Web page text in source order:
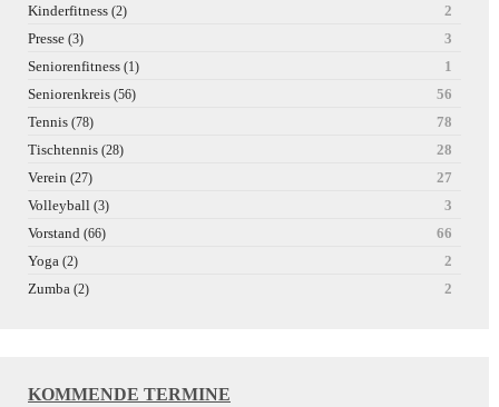
Kinderfitness (2)
2
Presse (3)
3
Seniorenfitness (1)
1
Seniorenkreis (56)
56
Tennis (78)
78
Tischtennis (28)
28
Verein (27)
27
Volleyball (3)
3
Vorstand (66)
66
Yoga (2)
2
Zumba (2) 2
KOMMENDE TERMINE